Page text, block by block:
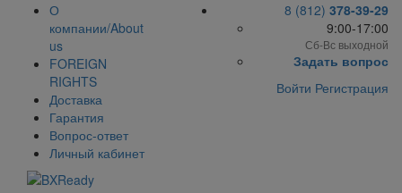
О
компании/About
us
FOREIGN
RIGHTS
Доставка
Гарантия
Вопрос-ответ
Личный кабинет
8 (812) 378-39-29
9:00-17:00
Сб-Вс выходной
Задать вопрос
Войти Регистрация